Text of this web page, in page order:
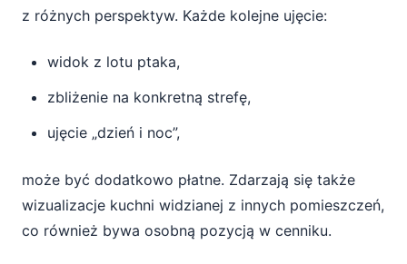
z różnych perspektyw. Każde kolejne ujęcie:
widok z lotu ptaka,
zbliżenie na konkretną strefę,
ujęcie „dzień i noc”,
może być dodatkowo płatne. Zdarzają się także
wizualizacje kuchni widzianej z innych pomieszczeń,
co również bywa osobną pozycją w cenniku.